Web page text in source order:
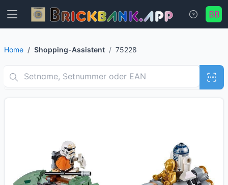
Home Shopping-Assistent 75228